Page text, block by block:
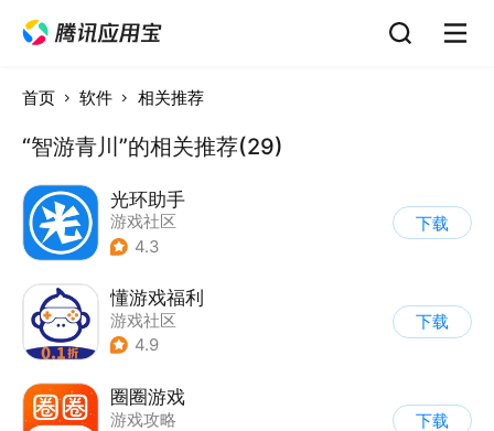
首页 软件 相关推荐
“智游青川”的相关推荐(29)
光环助手
游戏社区
4.3
下载
懂游戏福利
游戏社区
4.9
下载
圈圈游戏
游戏攻略
下载